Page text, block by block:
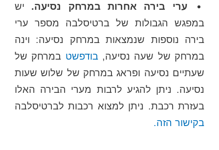
ערי בירה אחרות במרחק נסיעה.יש
במפגש הגבולות של ברטיסלבה מספר ערי
בירה נוספות שנמצאות במרחק נסיעה: וינה
במרחק של שעה נסיעה, בודפשט במרחק של
שעתיים נסיעה ופראג במרחק של שלוש שעות
נסיעה. ניתן להגיע לרבות מערי הבירה האלו
בעזרת רכבת. ניתן למצוא רכבות לברטיסלבה
בקישור הזה.